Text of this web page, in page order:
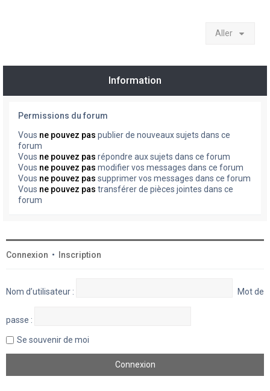
Aller
Information
Permissions du forum
Vous ne pouvez pas publier de nouveaux sujets dans ce
forum
Vous ne pouvez pas répondre aux sujets dans ce forum
Vous ne pouvez pas modifier vos messages dans ce forum
Vous ne pouvez pas supprimer vos messages dans ce forum
Vous ne pouvez pas transférer de pièces jointes dans ce
forum
Connexion • Inscription
Nom d’utilisateur : Mot de
passe :
Se souvenir de moi